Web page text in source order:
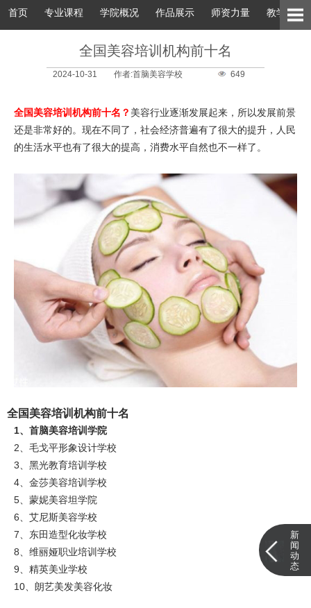
首页 专业课程 学院概况 作品展示 师资力量 教学环境
全国美容培训机构前十名
2024-10-31 作者:首脑美容学校 649
全国美容培训机构前十名？ 美容行业逐渐发展起来，所以发展前景
还是非常好的。现在不同了，社会经济普遍有了很大的提升，人民
的生活水平也有了很大的提高，消费水平自然也不一样了。
全国美容培训机构前十名
1、首脑美容培训学院
2、毛戈平形象设计学校
3、黑光教育培训学校
4、金莎美容培训学校
5、蒙妮美容坦学院
6、艾尼斯美容学校
7、东田造型化妆学校
8、维丽娅职业培训学校
9、精英美业学校
10、朗艺美发美容化妆
新
闻
动
态